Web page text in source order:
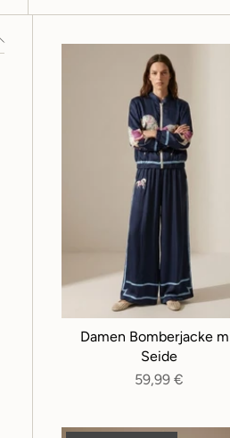
Damen Bomberjacke
Seide
59,99 €